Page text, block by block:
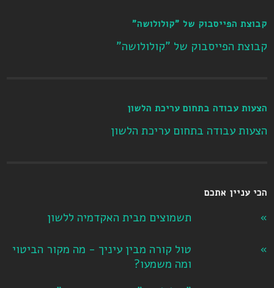
קבוצת הפייסבוק של "קולולושה"
קבוצת הפייסבוק של "קולולושה"
הצעות עבודה בתחום עריכת הלשון
הצעות עבודה בתחום עריכת הלשון
הכי עניין אתכם
תשמוצים מבית האקדמיה ללשון
טול קורה מבין עיניך - מה מקור הביטוי
ומה משמעו?